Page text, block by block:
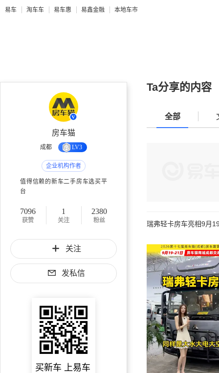
易车 淘车车 易车惠 易鑫金融 本地车市
房车猫
成都 LV3
企业机构作者
值得信赖的新车二手房车选买平
台
7096
获赞
1
关注
2380
粉丝
关注
发私信
买新车 上易车
Ta分享的内容
全部
瑞弗轻卡房车亮相9月